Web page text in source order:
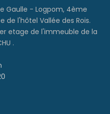
Gaulle - Logpom, 4ème
l'hôtel Vallée des Rois.
etage de l'immeuble de la
.